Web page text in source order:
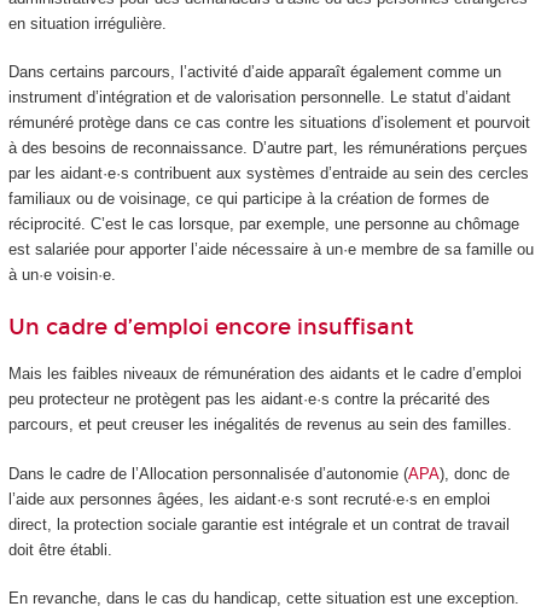
en situation irrégulière.
Dans certains parcours, l’activité d’aide apparaît également comme un
instrument d’intégration et de valorisation personnelle. Le statut d’aidant
rémunéré protège dans ce cas contre les situations d’isolement et pourvoit
à des besoins de reconnaissance. D’autre part, les rémunérations perçues
par les aidant·e·s contribuent aux systèmes d’entraide au sein des cercles
familiaux ou de voisinage, ce qui participe à la création de formes de
réciprocité. C’est le cas lorsque, par exemple, une personne au chômage
est salariée pour apporter l’aide nécessaire à un·e membre de sa famille ou
à un·e voisin·e.
Un cadre d’emploi encore insuffisant
Mais les faibles niveaux de rémunération des aidants et le cadre d’emploi
peu protecteur ne protègent pas les aidant·e·s contre la précarité des
parcours, et peut creuser les inégalités de revenus au sein des familles.
Dans le cadre de l’Allocation personnalisée d’autonomie (APA), donc de
l’aide aux personnes âgées, les aidant·e·s sont recruté·e·s en emploi
direct, la protection sociale garantie est intégrale et un contrat de travail
doit être établi.
En revanche, dans le cas du handicap, cette situation est une exception.